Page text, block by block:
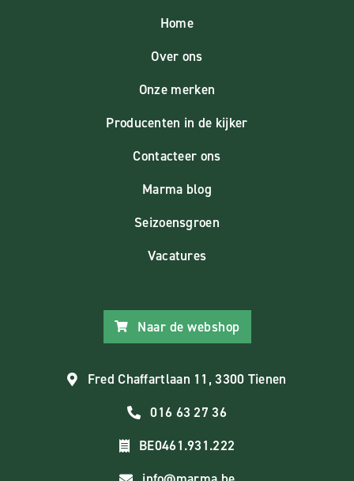
Home
Over ons
Onze merken
Producenten in de kijker
Contacteer ons
Marma blog
Seizoensgroen
Vacatures
Naar de webshop
Fred Chaffartlaan 11, 3300 Tienen
016 63 27 36
BE0461.931.222